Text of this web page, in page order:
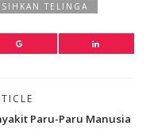
TELINGA
Paru-Paru Manusia